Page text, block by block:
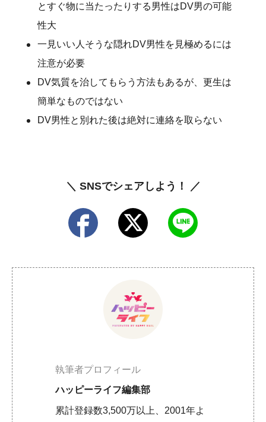
とすぐ物に当たったりする男性はDV男の可能
性大
一見いい人そうな隠れDV男性を見極めるには
注意が必要
DV気質を治してもらう方法もあるが、更生は
簡単なものではない
DV男性と別れた後は絶対に連絡を取らない
＼ SNSでシェアしよう！ ／
執筆者プロフィール
ハッピーライフ編集部
累計登録数3,500万以上、2001年よ